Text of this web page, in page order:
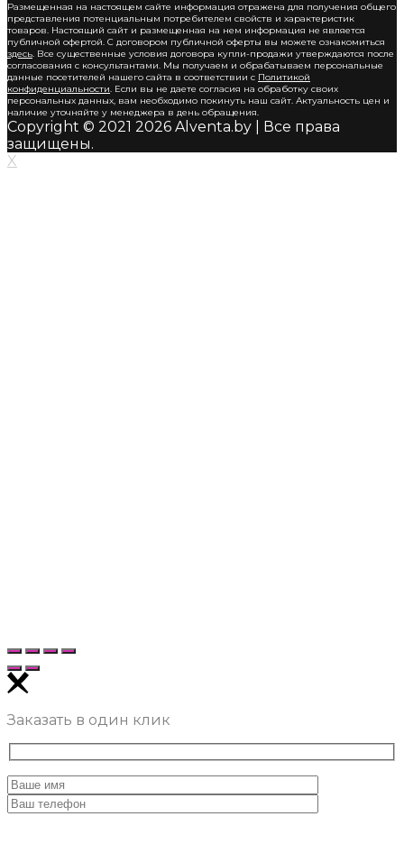
Размещенная на настоящем сайте информация отражена для получения общего
представления потенциальным потребителем свойств и характеристик
товаров. Настоящий сайт и размещенная на нем информация не является
публичной офертой. С договором публичной оферты вы можете ознакомиться
здесь. Все существенные условия договора купли-продажи утверждаются после
согласования с консультантами. Мы получаем и обрабатываем персональные
данные посетителей нашего сайта в соответствии с Политикой
конфиденциальности. Если вы не даете согласия на обработку своих
персональных данных, вам необходимо покинуть наш сайт. Актуальность цен и
наличие уточняйте у менеджера в день обращения.
Copyright © 2021 2026 Alventa.by | Все права
защищены.
X
Заказать в один клик